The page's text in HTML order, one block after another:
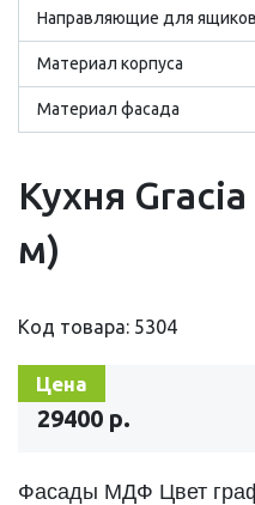
Направляющие для ящиков
Материал корпуса
Материал фасада
Кухня
м)
Код товара: 5304
Цена
29400 р.
Фасады МДФ Цвет